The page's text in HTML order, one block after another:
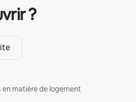
?
en matière de logement